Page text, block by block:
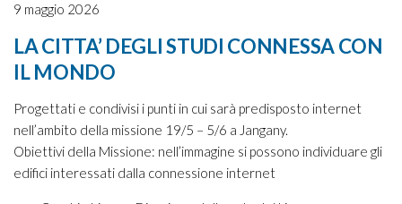
9 maggio 2026
LA CITTA’ DEGLI STUDI CONNESSA CON
IL MONDO
Progettati e condivisi i punti in cui sarà predisposto internet
nell’ambito della missione 19/5 – 5/6 a Jangany.
Obiettivi della Missione: nell’immagine si possono individuare gli
edifici interessati dalla connessione internet